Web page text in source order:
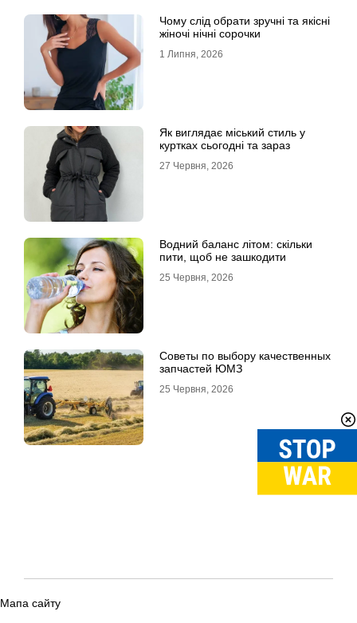
Чому слід обрати зручні та якісні
жіночі нічні сорочки
1 Липня, 2026
Як виглядає міський стиль у
куртках сьогодні та зараз
27 Червня, 2026
Водний баланс літом: скільки
пити, щоб не зашкодити
25 Червня, 2026
Советы по выбору качественных
запчастей ЮМЗ
25 Червня, 2026
Мапа сайту